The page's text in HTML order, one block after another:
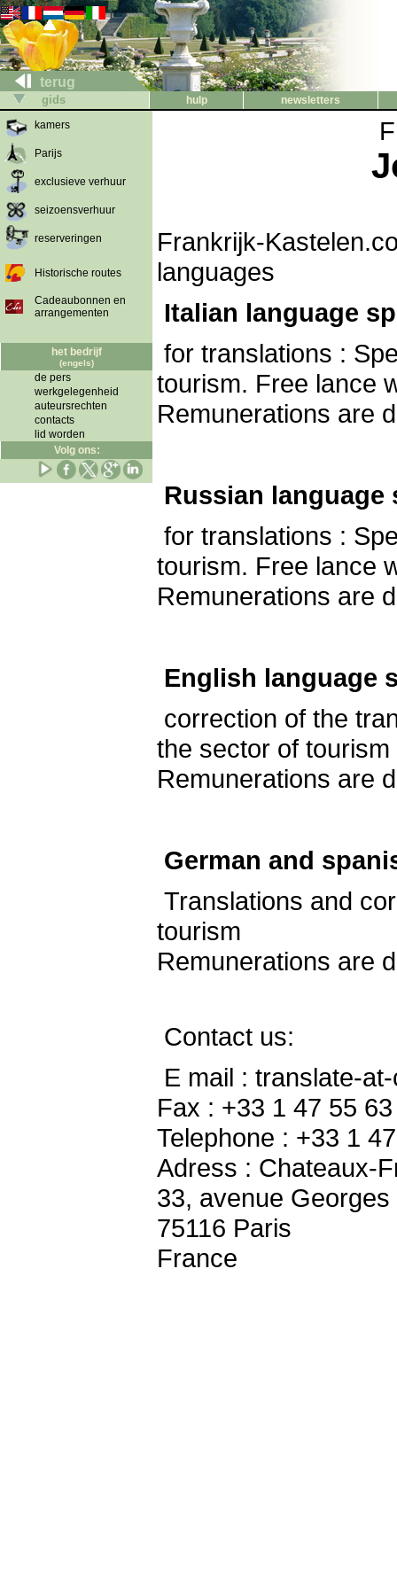
terug
gids hulp
newsletters
kamers
Parijs
exclusieve verhuur
seizoensverhuur
reserveringen
Historische routes
Cadeaubonnen en
arrangementen
het bedrijf
(engels)
de pers
werkgelegenheid
auteursrechten
contacts
lid worden
Volg ons:
Frankrijk-
languages
Italian language
for translations :
tourism. Free lance
Remunerations are
Russian language
for translations :
tourism. Free lance
Remunerations are
English language
correction of the
the sector of tourism
Remunerations are
German and
Translations and
tourism
Remunerations are
Contact us:
E mail : translate-
Fax : +33 1 47 55
Telephone : +33 1
Adress : Chateaux-
33, avenue Georges
75116 Paris
France